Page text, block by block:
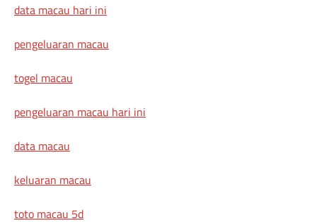
data macau hari ini
pengeluaran macau
togel macau
pengeluaran macau hari ini
data macau
keluaran macau
toto macau 5d